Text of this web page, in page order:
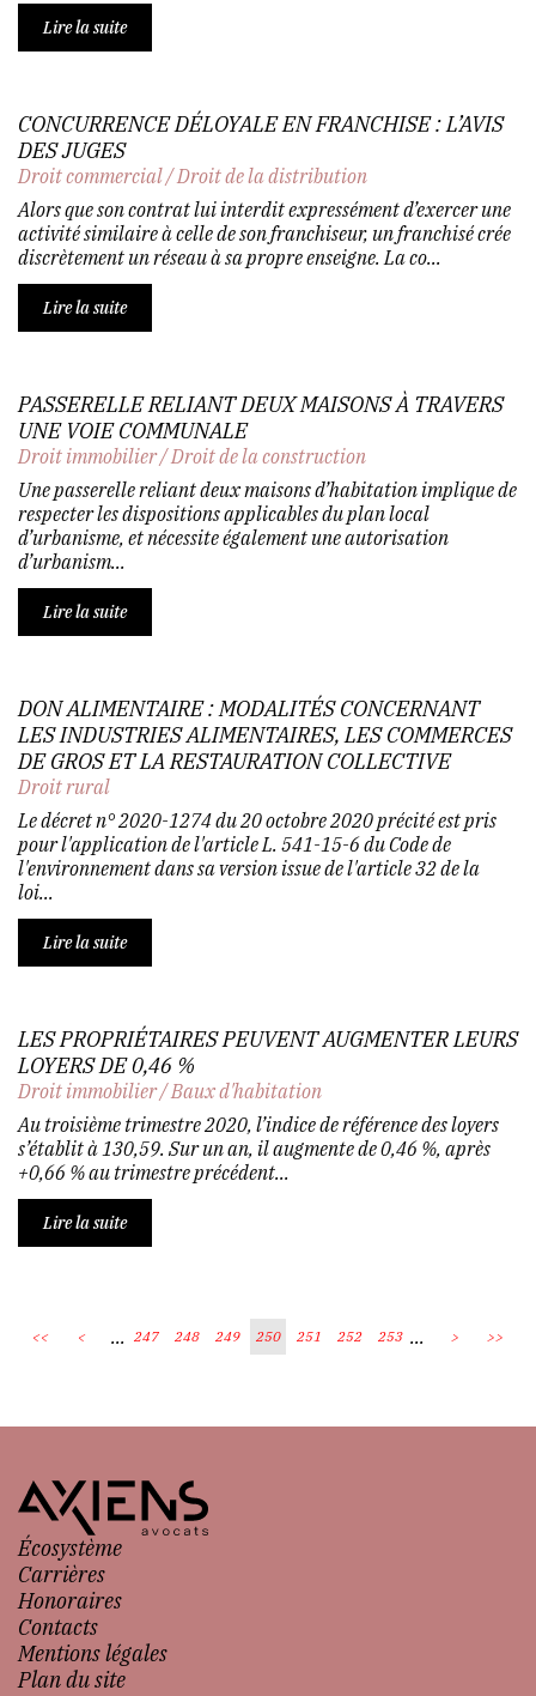
Lire la suite
CONCURRENCE DÉLOYALE EN FRANCHISE : L’AVIS
DES JUGES
Droit commercial/Droit de la distribution
Alors que son contrat lui interdit expressément d’exercer une
activité similaire à celle de son franchiseur, un franchisé crée
discrètement un réseau à sa propre enseigne. La co...
Lire la suite
PASSERELLE RELIANT DEUX MAISONS À TRAVERS
UNE VOIE COMMUNALE
Droit immobilier/Droit de la construction
Une passerelle reliant deux maisons d’habitation implique de
respecter les dispositions applicables du plan local
d’urbanisme, et nécessite également une autorisation
d’urbanism...
Lire la suite
DON ALIMENTAIRE : MODALITÉS CONCERNANT
LES INDUSTRIES ALIMENTAIRES, LES COMMERCES
DE GROS ET LA RESTAURATION COLLECTIVE
Droit rural
Le décret n° 2020-1274 du 20 octobre 2020 précité est pris
pour l'application de l'article L. 541-15-6 du Code de
l'environnement dans sa version issue de l'article 32 de la
loi...
Lire la suite
LES PROPRIÉTAIRES PEUVENT AUGMENTER LEURS
LOYERS DE 0,46 %
Droit immobilier/Baux d'habitation
Au troisième trimestre 2020, l’indice de référence des loyers
s’établit à 130,59. Sur un an, il augmente de 0,46 %, après
+0,66 % au trimestre précédent...
Lire la suite
<< < ... 247 248 249 250 251 252 253 ... > >>
Écosystème
Carrières
Honoraires
Contacts
Mentions légales
Plan du site